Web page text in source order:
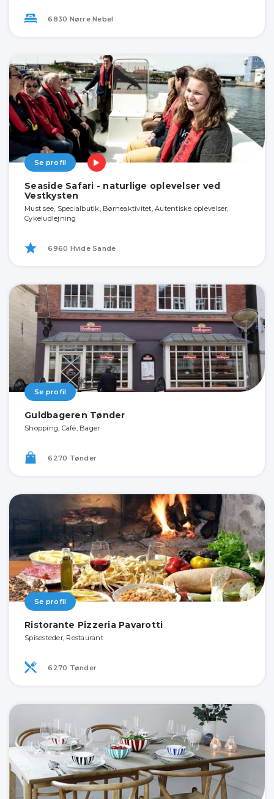
6830 Nørre Nebel
Se profil
Seaside Safari - naturlige oplevelser ved
Vestkysten
Must see, Specialbutik, Børneaktivitet, Autentiske oplevelser,
Cykeludlejning
6960 Hvide Sande
Se profil
Guldbageren Tønder
Shopping, Café, Bager
6270 Tønder
Se profil
Ristorante Pizzeria Pavarotti
Spisesteder, Restaurant
6270 Tønder